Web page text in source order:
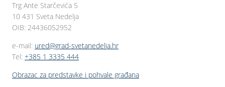
Trg Ante Starčevića 5
10 431 Sveta Nedelja
OIB: 24436052952
e-mail: ured@grad-svetanedelja.hr
Tel: +385 1 3335 444
Obrazac za predstavke i pohvale građana